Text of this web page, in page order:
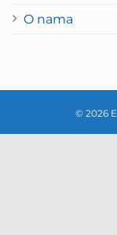
O nama
© 2026